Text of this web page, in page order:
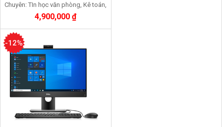
Chuyên: TIn học văn phòng, Kê toán,
chơi game, đồ họa cơ bản)
4,900,000 ₫
-12%